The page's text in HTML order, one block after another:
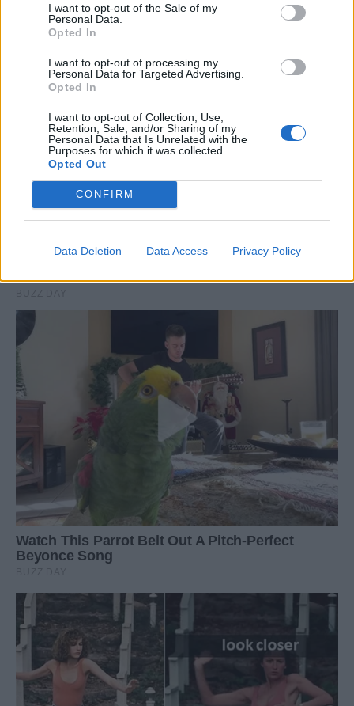
I want to opt-out of the Sale of my
Personal Data.
Opted In
I want to opt-out of processing my
Personal Data for Targeted Advertising.
Opted In
I want to opt-out of Collection, Use,
Retention, Sale, and/or Sharing of my
Personal Data that Is Unrelated with the
Purposes for which it was collected.
Opted Out
CONFIRM
Data Deletion Data Access Privacy Policy